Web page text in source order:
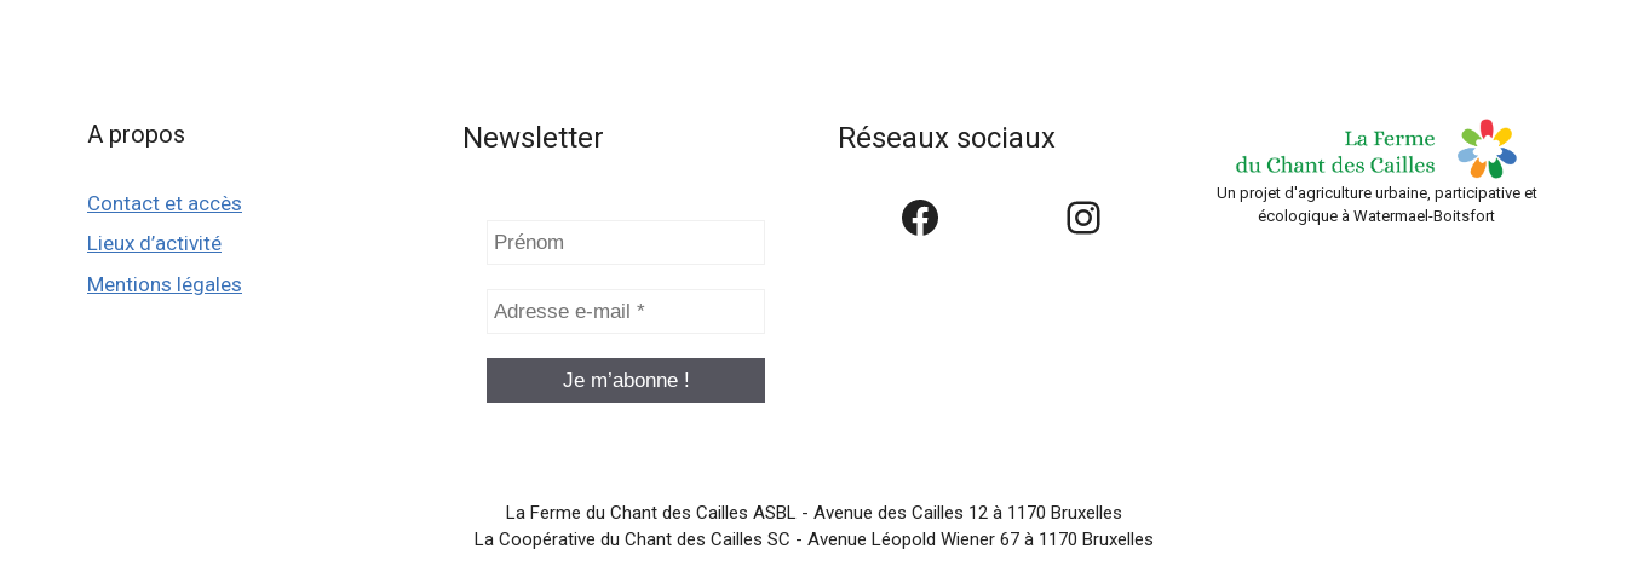
A propos
Contact et accès
Lieux d’activité
Mentions légales
Newsletter
Prénom
Adresse
e-
Réseaux sociaux
FacebookInstagramUn projet d'agriculture urbaine, participative et
écologique à Watermael-Boitsfort
La Ferme du Chant des Cailles ASBL - Avenue des Cailles 12 à 1170 Bruxelles
La Coopérative du Chant des Cailles SC - Avenue Léopold Wiener 67 à 1170 Bruxelles